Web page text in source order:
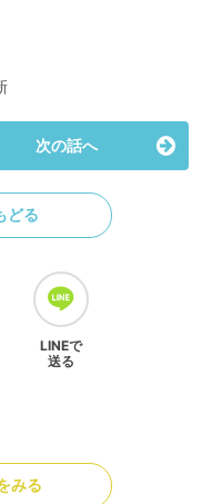
次の話へ
どる
LINEで
送る
みる